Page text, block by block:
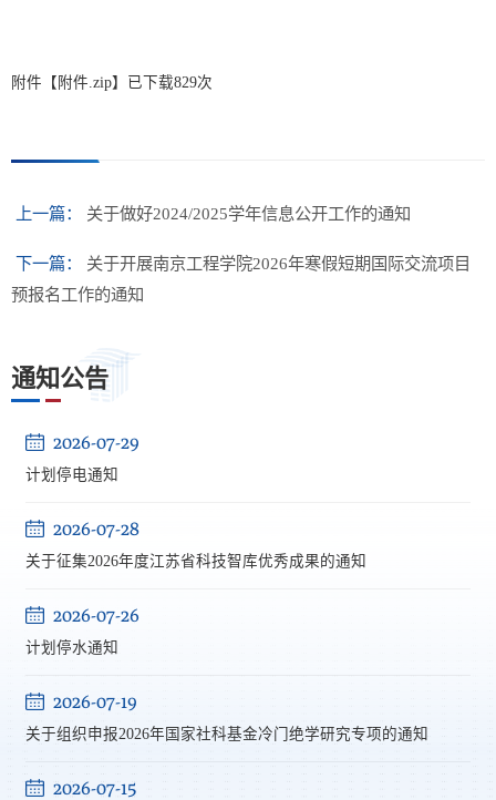
附件【 附件.zip】已下载829次
上一篇： 关于做好2024/2025学年信息公开工作的通知
下一篇：
关于开展南京工程学院2026年寒假短期国际交流项目
预报名工作的通知
通知公告
2026-07-29
计划停电通知
2026-07-28
关于征集2026年度江苏省科技智库优秀成果的通知
2026-07-26
计划停水通知
2026-07-19
关于组织申报2026年国家社科基金冷门绝学研究专项的通知
2026-07-15